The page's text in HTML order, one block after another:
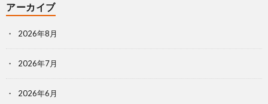
アーカイブ
2026年8月
2026年7月
2026年6月